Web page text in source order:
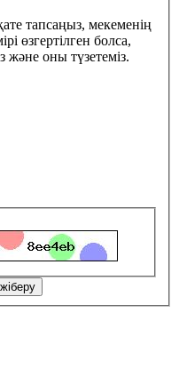
тапсаңыз, мекеменің
өзгертілген болса,
және оны түзетеміз.